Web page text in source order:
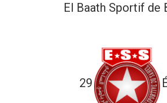
El Baath Sportif de
29